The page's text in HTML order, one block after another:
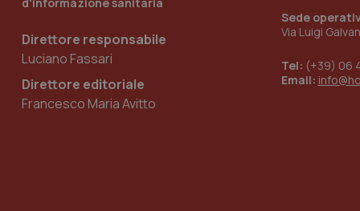
Direttore responsabile
Luciano Fassari
Direttore editoriale
Francesco Maria Avitto
Sede
Via Luigi
Tel: (+39) 06
Email:
tracking-sites-